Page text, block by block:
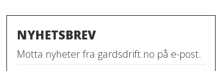
NYHETSBREV
Motta nyheter fra gardsdrift.no på e-post.